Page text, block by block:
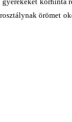
örömet